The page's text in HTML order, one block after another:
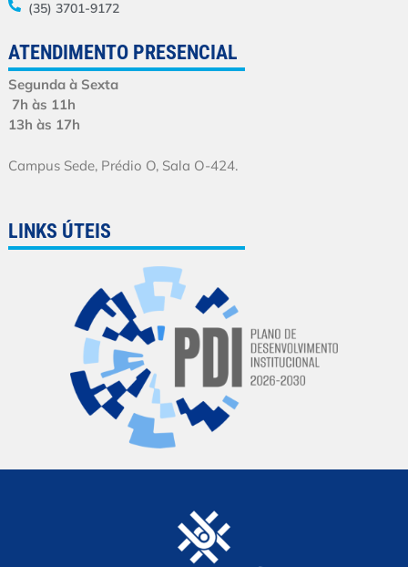
(35) 3701-9172
ATENDIMENTO PRESENCIAL
Segunda à Sexta
7h às 11h
13h às 17h
Campus Sede, Prédio O, Sala O-424.
LINKS ÚTEIS